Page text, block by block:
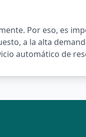
Por eso, es
a la alta
automático de